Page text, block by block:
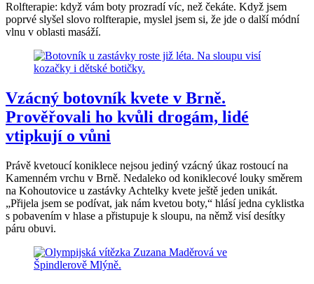
Rolfterapie: když vám boty prozradí víc, než čekáte. Když jsem
poprvé slyšel slovo rolfterapie, myslel jsem si, že jde o další módní
vlnu v oblasti masáží.
Vzácný botovník kvete v Brně.
Prověřovali ho kvůli drogám, lidé
vtipkují o vůni
Právě kvetoucí koniklece nejsou jediný vzácný úkaz rostoucí na
Kamenném vrchu v Brně. Nedaleko od koniklecové louky směrem
na Kohoutovice u zastávky Achtelky kvete ještě jeden unikát.
„Přijela jsem se podívat, jak nám kvetou boty,“ hlásí jedna cyklistka
s pobavením v hlase a přistupuje k sloupu, na němž visí desítky
páru obuvi.